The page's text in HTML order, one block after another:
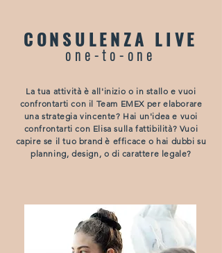
CONSULENZA LIVE
one-to-one
La tua attività è all'inizio o in stallo e vuoi
confrontarti con il Team EMEX per elaborare
una strategia vincente? Hai un'idea e vuoi
confrontarti con Elisa sulla fattibilità? Vuoi
capire se il tuo brand è efficace o hai dubbi su
planning, design, o di carattere legale?